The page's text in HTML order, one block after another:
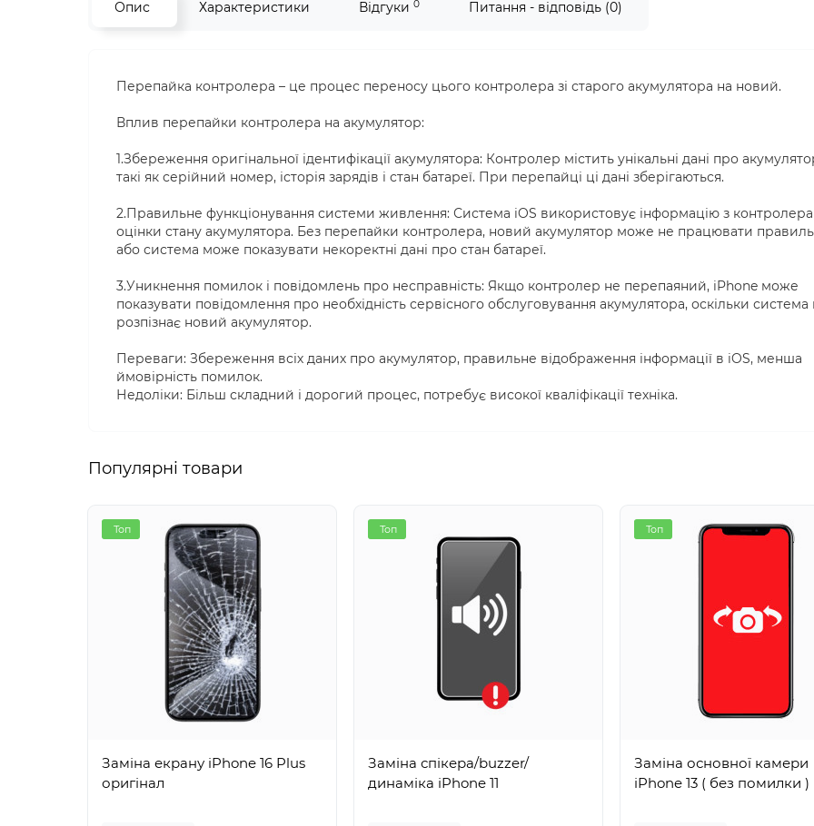
Опис Характеристики Відгуки 0 Питання - відповідь (0)
Перепайка контролера – це процес переносу цього контролера зі старого акумулятора на новий.
Вплив перепайки контролера на акумулятор:
1.Збереження оригінальної ідентифікації акумулятора: Контролер містить унікальні дані про
такі як серійний номер, історія зарядів і стан батареї. При перепайці ці дані зберігаються.
2.Правильне функціонування системи живлення: Система iOS використовує інформацію з
оцінки стану акумулятора. Без перепайки контролера, новий акумулятор може не працювати
або система може показувати некоректні дані про стан батареї.
3.Уникнення помилок і повідомлень про несправність: Якщо контролер не перепаяний, iPhone може
показувати повідомлення про необхідність сервісного обслуговування акумулятора, оскільки система
розпізнає новий акумулятор.
Переваги: Збереження всіх даних про акумулятор, правильне відображення інформації в iOS, менша
ймовірність помилок.
Недоліки: Більш складний і дорогий процес, потребує високої кваліфікації техніка.
Популярні товари
Топ
Заміна екрану iPhone 16 Plus
оригінал
Топ
Заміна спікера/buzzer/
динаміка iPhone 11
Топ
Заміна основної камери
iPhone 13 ( без помилки )